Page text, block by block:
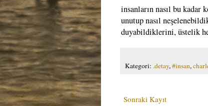
insanların nasıl bu
unutup nasıl
duyabildiklerini, üstelik
Kategori: .detay,#insan,
Sonraki Kayıt